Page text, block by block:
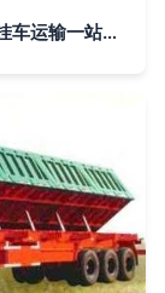
潍坊大棚无纺布采购指南 寻找价格合理与挂车运输一站式方案